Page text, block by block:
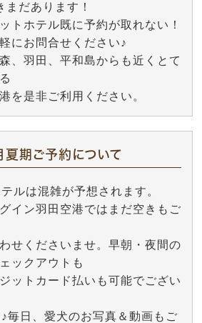
だあります！
トホテル既に予約が取れない！
にお問合せください♪
、羽田、平和島からも近くとて
を是非ご利用ください。
夏期ご予約について
ルは混雑が予想されます。
イン羽田空港ではまだ空きもご
せくださいませ。早朝・夜間の
ックアウトも
ットカード払いも可能でござい
毎日、愛犬のお写真＆動画もご